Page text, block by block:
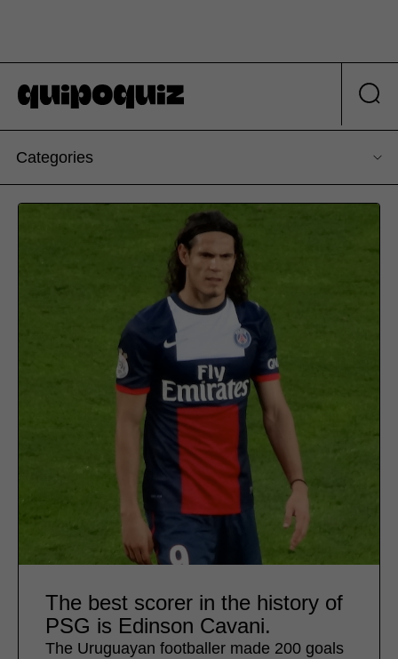
Categories
The best scorer in the history of
PSG is Edinson Cavani.
The Uruguayan footballer made 200 goals